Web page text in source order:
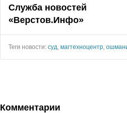
Служба новостей
«Верстов.Инфо»
Теги новости: суд магтехноцентр
Комментарии